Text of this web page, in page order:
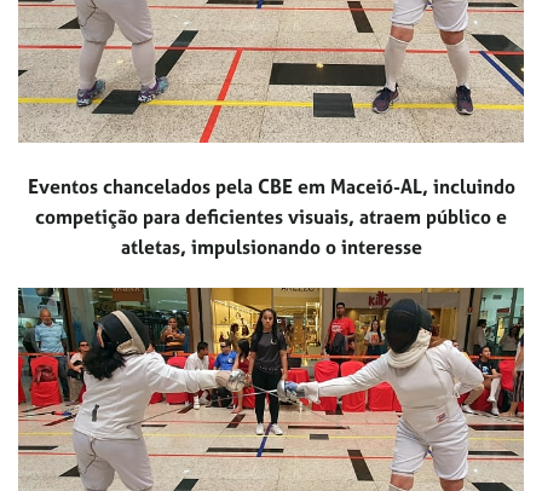
Eventos chancelados pela CBE em Maceió-AL, incluindo
competição para deficientes visuais, atraem público e
atletas, impulsionando o interesse